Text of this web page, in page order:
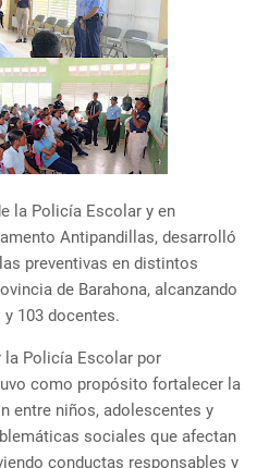
la Policía Escolar y en
Antipandillas, desarrolló
preventivas en distintos
de Barahona, alcanzando
103 docentes.
la Policía Escolar por
como propósito fortalecer la
entre niños, adolescentes y
sociales que afectan
conductas responsables y